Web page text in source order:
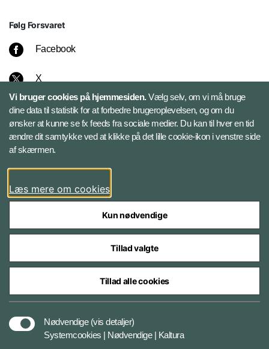
Følg Forsvaret
Facebook
X
Instagram
Bluesky
LinkedIn
Styrelser og myndigheder under Forsvarsministeriet
Vi bruger cookies på hjemmesiden.Vælg selv, om vi må bruge
dine data til statistik for at forbedre brugeroplevelsen, og om du
ønsker at kunne se fx feeds fra sociale medier. Du kan til hver en tid
ændre dit samtykke ved at klikke på det lille cookie-ikon i venstre side
af skærmen.
Læs mere om cookies
Kun nødvendige
Tillad valgte
Tillad alle cookies
Nødvendige (vis detaljer)
Systemcookies | Nødvendige | Kaltura